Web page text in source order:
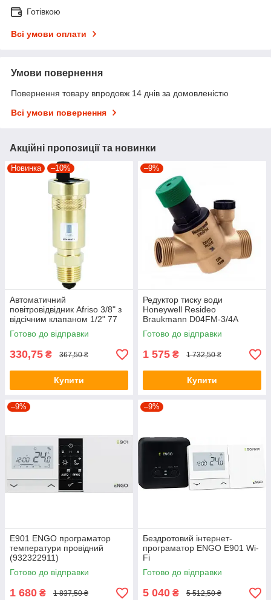
Готівкою
Всі умови оплати
Умови повернення
Повернення товару впродовж 14 днів за домовленістю
Всі умови повернення
Акційні пропозиції та новинки
Новинка –10%
Автоматичний
повітровідвідник Afriso 3/8" з
відсічним клапаном 1/2" 77
735 10
Готово до відправки
330,75 ₴ 367,50 ₴
Купити
–9%
Редуктор тиску води
Honeywell Resideo
Braukmann D04FM-3/4A
Готово до відправки
1 575 ₴ 1 732,50 ₴
Купити
–9%
E901 ENGO програматор
температури провідний
(932322911)
Готово до відправки
1 680 ₴ 1 837,50 ₴
–9%
Бездротовий інтернет-
програматор ENGO E901 Wi-
Fi
Готово до відправки
5 040 ₴ 5 512,50 ₴